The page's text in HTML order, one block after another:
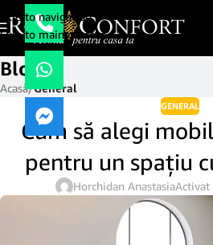
Skip to navigation
Skip to main content
Blog
Acasă/General
GENERAL
Cum să alegi
pentru un spațiu
Horchidan AnastasiaActivat